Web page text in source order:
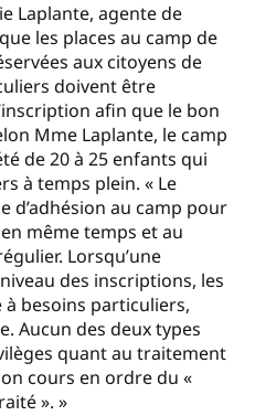
Laplante, agente de
les places au camp de
aux citoyens de
doivent être
afin que le bon
Mme Laplante, le camp
de 20 à 25 enfants qui
à temps plein. « Le
d’adhésion au camp pour
même temps et au
Lorsqu’une
des inscriptions, les
besoins particuliers,
Aucun des deux types
quant au traitement
cours en ordre du «
». »